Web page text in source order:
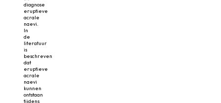
diagnose
eruptieve
acrale
naevi.
In
de
literatuur
is
beschreven
dat
eruptieve
acrale
naevi
kunnen
ontstaan
tijdens